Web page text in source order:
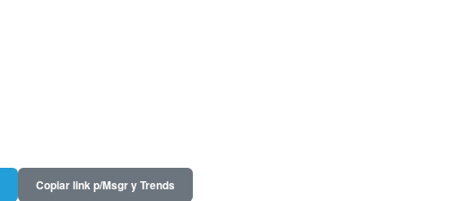
Copiar link p/Msgr y Trends